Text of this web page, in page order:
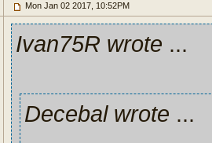
Mon Jan 02 2017, 10:52PM
Ivan75R wrote ...
Decebal wrote ...